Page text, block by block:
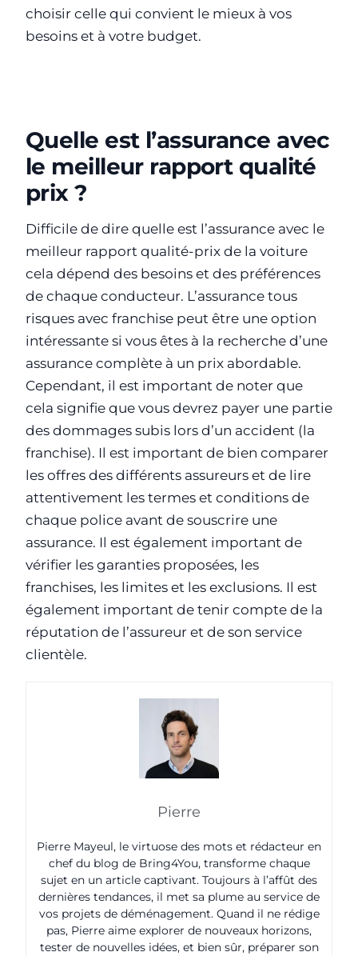
choisir celle qui convient le mieux à vos
besoins et à votre budget.
Quelle est l’assurance avec
le meilleur rapport qualité
prix ?
Difficile de dire quelle est l’assurance avec le
meilleur rapport qualité-prix de la voiture
cela dépend des besoins et des préférences
de chaque conducteur. L’assurance tous
risques avec franchise peut être une option
intéressante si vous êtes à la recherche d’une
assurance complète à un prix abordable.
Cependant, il est important de noter que
cela signifie que vous devrez payer une partie
des dommages subis lors d’un accident (la
franchise). Il est important de bien comparer
les offres des différents assureurs et de lire
attentivement les termes et conditions de
chaque police avant de souscrire une
assurance. Il est également important de
vérifier les garanties proposées, les
franchises, les limites et les exclusions. Il est
également important de tenir compte de la
réputation de l’assureur et de son service
clientèle.
Pierre
Pierre Mayeul, le virtuose des mots et rédacteur en
chef du blog de Bring4You, transforme chaque
sujet en un article captivant. Toujours à l’affût des
dernières tendances, il met sa plume au service de
vos projets de déménagement. Quand il ne rédige
pas, Pierre aime explorer de nouveaux horizons,
tester de nouvelles idées, et bien sûr, préparer son